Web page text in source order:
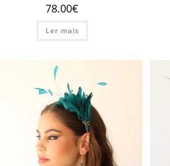
78.00€
Ler mais